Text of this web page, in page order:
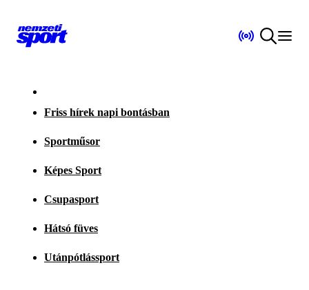
Friss hírek napi bontásban
Sportműsor
Képes Sport
Csupasport
Hátsó füves
Utánpótlássport